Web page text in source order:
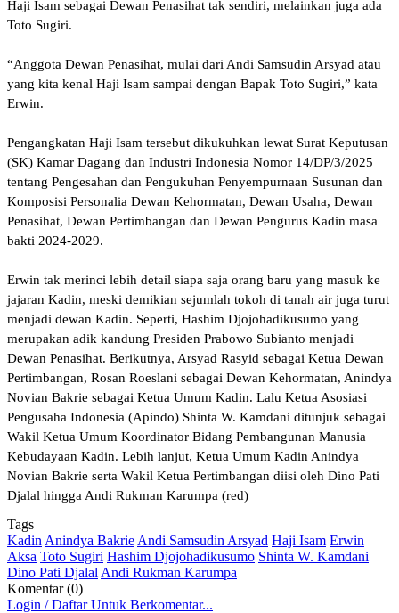
Haji Isam sebagai Dewan Penasihat tak sendiri, melainkan juga ada
Toto Sugiri.
“Anggota Dewan Penasihat, mulai dari Andi Samsudin Arsyad atau
yang kita kenal Haji Isam sampai dengan Bapak Toto Sugiri,” kata
Erwin.
Pengangkatan Haji Isam tersebut dikukuhkan lewat Surat Keputusan
(SK) Kamar Dagang dan Industri Indonesia Nomor 14/DP/3/2025
tentang Pengesahan dan Pengukuhan Penyempurnaan Susunan dan
Komposisi Personalia Dewan Kehormatan, Dewan Usaha, Dewan
Penasihat, Dewan Pertimbangan dan Dewan Pengurus Kadin masa
bakti 2024-2029.
Erwin tak merinci lebih detail siapa saja orang baru yang masuk ke
jajaran Kadin, meski demikian sejumlah tokoh di tanah air juga turut
menjadi dewan Kadin. Seperti, Hashim Djojohadikusumo yang
merupakan adik kandung Presiden Prabowo Subianto menjadi
Dewan Penasihat. Berikutnya, Arsyad Rasyid sebagai Ketua Dewan
Pertimbangan, Rosan Roeslani sebagai Dewan Kehormatan, Anindya
Novian Bakrie sebagai Ketua Umum Kadin. Lalu Ketua Asosiasi
Pengusaha Indonesia (Apindo) Shinta W. Kamdani ditunjuk sebagai
Wakil Ketua Umum Koordinator Bidang Pembangunan Manusia
Kebudayaan Kadin. Lebih lanjut, Ketua Umum Kadin Anindya
Novian Bakrie serta Wakil Ketua Pertimbangan diisi oleh Dino Pati
Djalal hingga Andi Rukman Karumpa (red)
Tags
Kadin Anindya Bakrie Andi Samsudin Arsyad Haji Isam Erwin
Aksa Toto Sugiri Hashim Djojohadikusumo Shinta W. Kamdani
Dino Pati Djalal Andi Rukman Karumpa
Komentar (0)
Login / Daftar Untuk Berkomentar...